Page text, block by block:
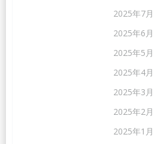
2025年7月
2025年6月
2025年5月
2025年4月
2025年3月
2025年2月
2025年1月